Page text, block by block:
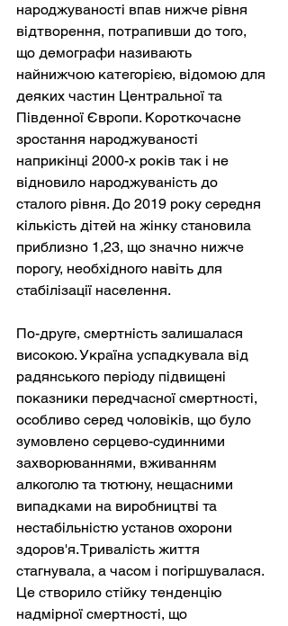
народжуваності впав нижче рівня
відтворення, потрапивши до того,
що демографи називають
найнижчою категорією, відомою для
деяких частин Центральної та
Південної Європи. Короткочасне
зростання народжуваності
наприкінці 2000-х років так і не
відновило народжуваність до
сталого рівня. До 2019 року середня
кількість дітей на жінку становила
приблизно 1,23, що значно нижче
порогу, необхідного навіть для
стабілізації населення.
По-друге, смертність залишалася
високою. Україна успадкувала від
радянського періоду підвищені
показники передчасної смертності,
особливо серед чоловіків, що було
зумовлено серцево-судинними
захворюваннями, вживанням
алкоголю та тютюну, нещасними
випадками на виробництві та
нестабільністю установ охорони
здоров'я. Тривалість життя
стагнувала, а часом і погіршувалася.
Це створило стійку тенденцію
надмірної смертності, що